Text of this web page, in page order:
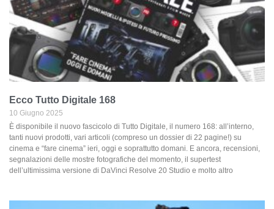
Ecco Tutto Digitale 168
10 Giugno 2025
È disponibile il nuovo fascicolo di Tutto Digitale, il numero 168: all’interno,
tanti nuovi prodotti, vari articoli (compreso un dossier di 22 pagine!) su
cinema e “fare cinema” ieri, oggi e soprattutto domani. E ancora, recensioni,
segnalazioni delle mostre fotografiche del momento, il supertest
dell’ultimissima versione di DaVinci Resolve 20 Studio e molto altro